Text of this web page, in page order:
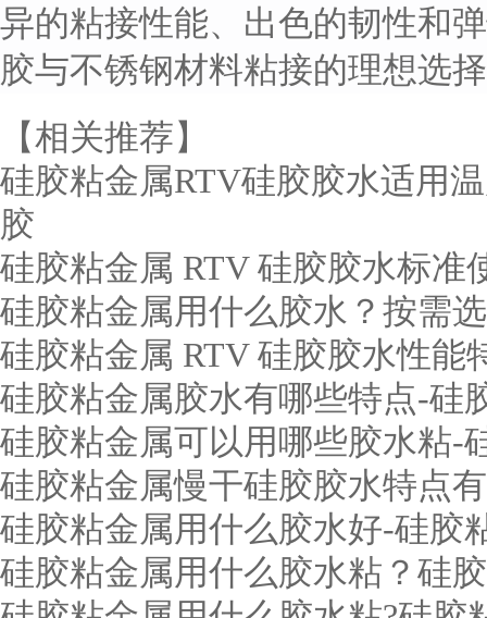
异的粘接性能、出色的韧性和
胶与不锈钢材料粘接的理想选
【相关推荐】
硅胶粘金属RTV硅胶胶水适用
胶
硅胶粘金属 RTV 硅胶胶水标准
硅胶粘金属用什么胶水？按需
硅胶粘金属 RTV 硅胶胶水性能
硅胶粘金属胶水有哪些特点-硅
硅胶粘金属可以用哪些胶水粘-
硅胶粘金属慢干硅胶胶水特点
硅胶粘金属用什么胶水好-硅胶
硅胶粘金属用什么胶水粘？硅